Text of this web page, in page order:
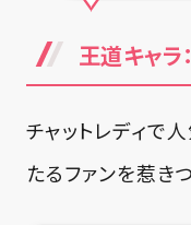
王道キャラ
チャットレディで
たるファンを惹き